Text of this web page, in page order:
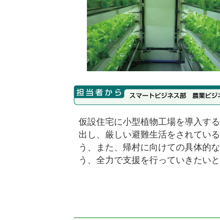
仮設住宅に小型植物工場を導入す
出し、厳しい避難生活をされてい
う、また、帰村に向けての具体的
う、全力で支援を行っていきたい